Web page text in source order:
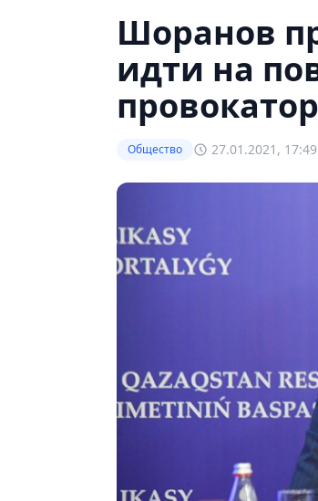
Шоранов
идти на
Общество 27.01.2021, 17:49